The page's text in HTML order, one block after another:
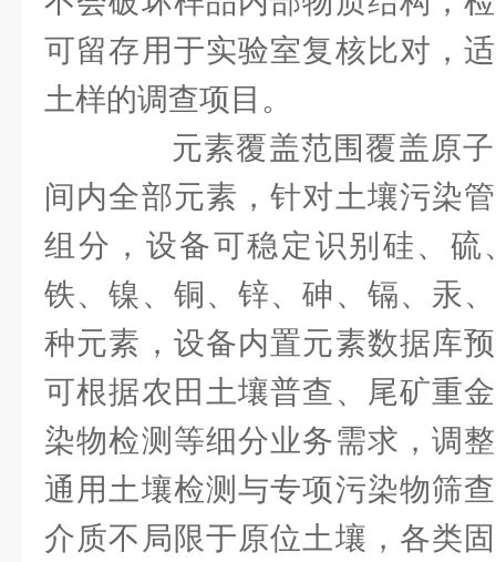
可留存用于实验室复核比对，
土样的调查项目。
元素覆盖范围覆盖原子
间内全部元素，针对土壤污染
组分，设备可稳定识别硅、硫
铁、镍、铜、锌、砷、镉、汞
种元素，设备内置元素数据库
可根据农田土壤普查、尾矿重
染物检测等细分业务需求，调
通用土壤检测与专项污染物筛
介质不局限于原位土壤，各类